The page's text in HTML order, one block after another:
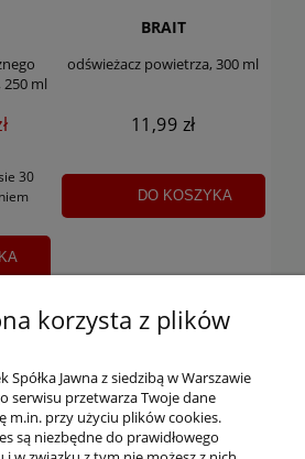
ml
30
BRAIT
odświeżacz powietrza, 300 ml
11,99 zł
DO KOSZYKA
« 1 2 3 4
korzysta z plików
Spółka Jawna z siedzibą w Warszawie
serwisu przetwarza Twoje dane
m.in. przy użyciu plików cookies.
są niezbędne do prawidłowego